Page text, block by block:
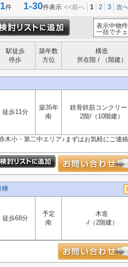
1件 1-30件表示 <<前へ 1 2 3 次
表示中物
一括でチ
駅徒歩
停歩
築年数
方位
構造
所在階 / （階建）
徒歩11分
築35年
南
鉄骨鉄筋コンクリー
2階/（10階建）
小・第二中エリア♪まずはお気軽にご連絡
棟
徒歩68分
予定
南
木造
-/（2階建）